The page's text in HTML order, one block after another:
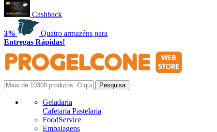
Cashback
3%
Quatro armazéns para
Entregas Rápidas!
Geladaria
Cafetaria Pastelaria
FoodService
Embalagens